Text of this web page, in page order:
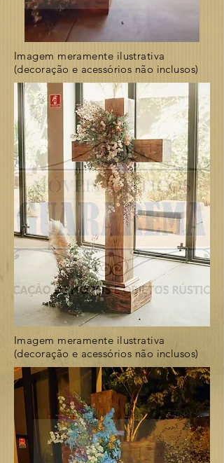
Imagem meramente ilustrativa
(decoração e acessórios não inclusos)
Imagem meramente ilustrativa
(decoração e acessórios não inclusos)